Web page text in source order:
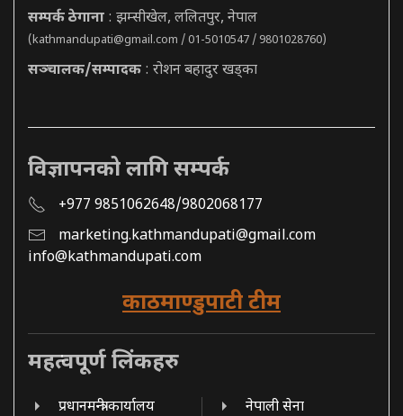
सम्पर्क ठेगाना : झम्सीखेल, ललितपुर, नेपाल
(kathmandupati@gmail.com / 01-5010547 / 9801028760)
सञ्चालक/सम्पादक : रोशन बहादुर खड्का
विज्ञापनको लागि सम्पर्क
+977 9851062648/9802068177
marketing.kathmandupati@gmail.com
info@kathmandupati.com
काठमाण्डुपाटी टीम
महत्वपूर्ण लिंकहरु
प्रधानमन्त्री कार्यालय नेपाली सेना